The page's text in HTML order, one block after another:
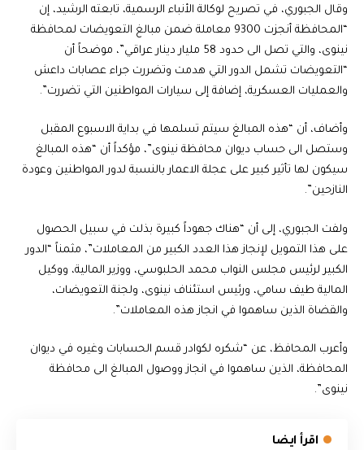
وقال الجبوري، في تصريح لوكالة الأنباء الرسمية، تابعته الرشيد، إن
“المحافظة أنجزت 9300 معاملة ضمن مبالغ التعويضات لمحافظة
نينوى، والتي تصل الى حدود 58 مليار دينار عراقي”، موضحاً أن
“التعويضات تشمل الدور التي هدمت وتضررت جراء عصابات داعش
والعمليات العسكرية، إضافة إلى سيارات المواطنين التي تضررت”.
وأضاف، أن “هذه المبالغ سيتم تسلمها في بداية الاسبوع المقبل
وستصل الى حساب ديوان محافظة نينوى”، مؤكداً أن “هذه المبالغ
سيكون لها تأثير كبير على عجلة الاعمار بالنسبة لدور المواطنين وعودة
النازحين”.
ولفت الجبوري، إلى أن “هناك جهوداً كبيرة بذلت في سبيل الحصول
على هذا التمويل لإنجاز هذا العدد الكبير من المعاملات”، مثمناً “الدور
الكبير لرئيس مجلس النواب محمد الحلبوسي، ووزير المالية، ووكيل
المالية طيف سامي، ورئيس استئناف نينوى، ولجنة التعويضات،
والقضاة الذين ساهموا في انجاز هذه المعاملات”.
وأعرب المحافظ، عن “شكره لكوادر قسم الحسابات وغيره في ديوان
المحافظة، الذين ساهموا في انجاز ووصول المبالغ الى محافظة
نينوى”.
اقرأ ايضا